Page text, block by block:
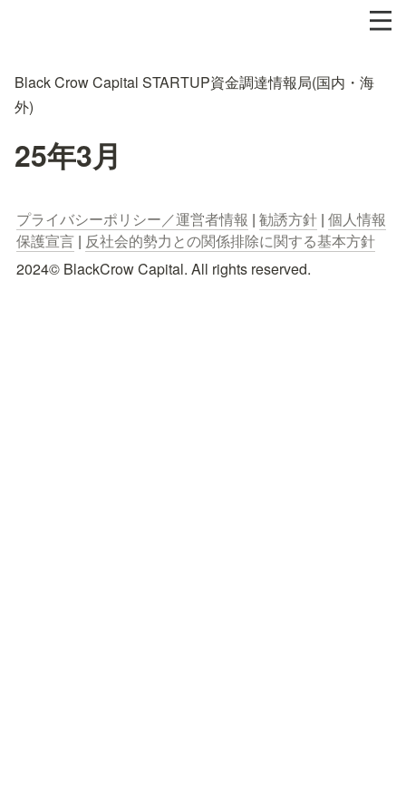
Black Crow Capital STARTUP資金調達情報局(国内・海
外)
25年3月
プライバシーポリシー／運営者情報 | 勧誘方針 | 個人情報
保護宣言 | 反社会的勢力との関係排除に関する基本方針
2024© BlackCrow Capital. All rights reserved.